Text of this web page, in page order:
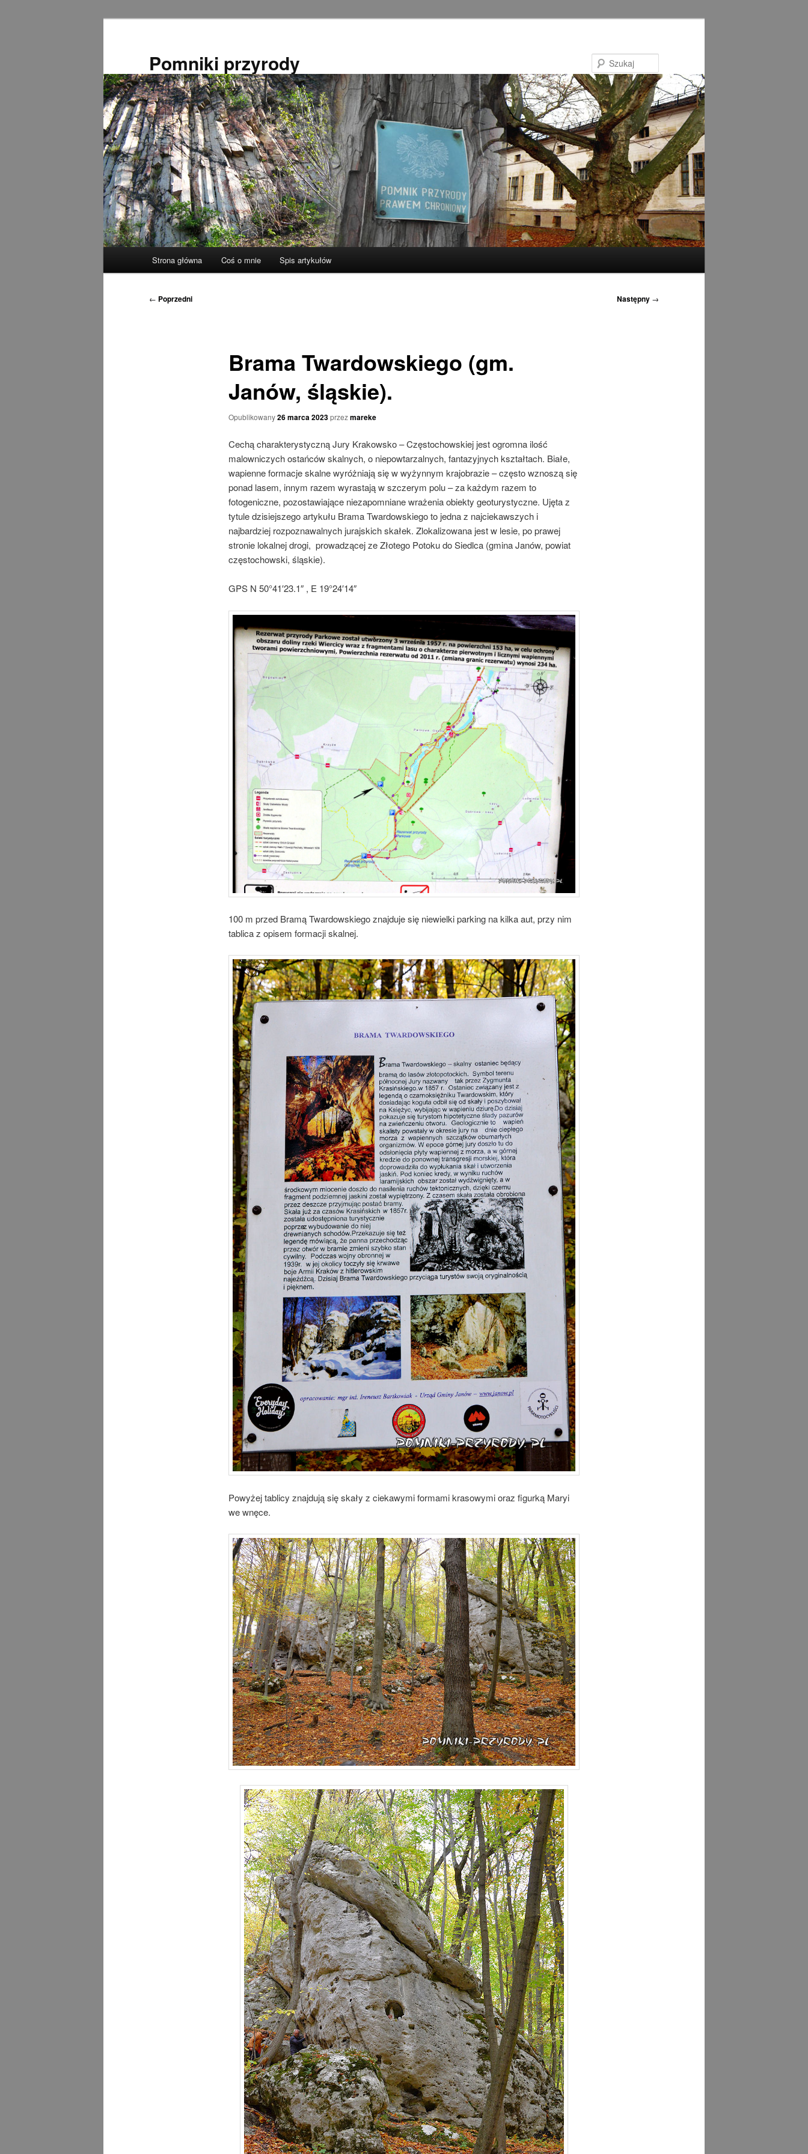
Pomniki przyrody
Strona główna Coś o mnie Spis artykułów
Nawigacja
← Poprzedni Następny →
Brama Twardowskiego (gm.
Janów, śląskie).
Opublikowany26 marca 2023przezmareke
Cechą charakterystyczną Jury Krakowsko – Częstochowskiej jest ogromna ilość
malowniczych ostańców skalnych, o niepowtarzalnych, fantazyjnych kształtach. Białe,
wapienne formacje skalne wyróżniają się w wyżynnym krajobrazie – często wznoszą się
ponad lasem, innym razem wyrastają w szczerym polu – za każdym razem to
fotogeniczne, pozostawiające niezapomniane wrażenia obiekty geoturystyczne. Ujęta z
tytule dzisiejszego artykułu Brama Twardowskiego to jedna z najciekawszych i
najbardziej rozpoznawalnych jurajskich skałek. Zlokalizowana jest w lesie, po prawej
stronie lokalnej drogi, prowadzącej ze Złotego Potoku do Siedlca (gmina Janów, powiat
częstochowski, śląskie).
GPS N 50°41′23.1″ , E 19°24′14″
100 m przed Bramą Twardowskiego znajduje się niewielki parking na kilka aut, przy nim
tablica z opisem formacji skalnej.
Powyżej tablicy znajdują się skały z ciekawymi formami krasowymi oraz figurką Maryi
we wnęce.